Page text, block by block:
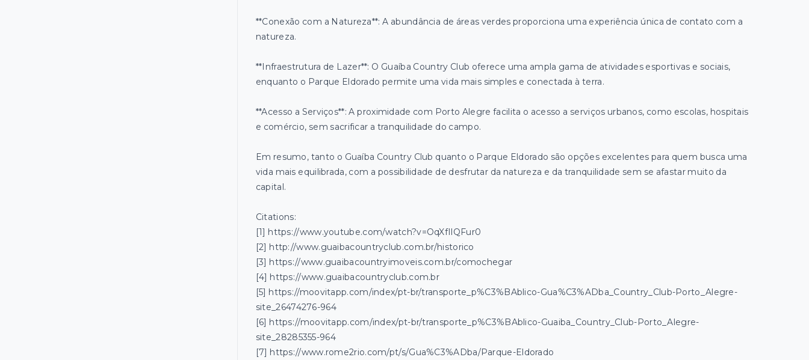
**Conexão com a Natureza**: A abundância de áreas verdes proporciona uma experiência única de contato com a
natureza.
**Infraestrutura de Lazer**: O Guaíba Country Club oferece uma ampla gama de atividades esportivas e sociais,
enquanto o Parque Eldorado permite uma vida mais simples e conectada à terra.
**Acesso a Serviços**: A proximidade com Porto Alegre facilita o acesso a serviços urbanos, como escolas, hospitais
e comércio, sem sacrificar a tranquilidade do campo.
Em resumo, tanto o Guaíba Country Club quanto o Parque Eldorado são opções excelentes para quem busca uma
vida mais equilibrada, com a possibilidade de desfrutar da natureza e da tranquilidade sem se afastar muito da
capital.
Citations:
[1] https://www.youtube.com/watch?v=OqXfIlQFur0
[2] http://www.guaibacountryclub.com.br/historico
[3] https://www.guaibacountryimoveis.com.br/comochegar
[4] https://www.guaibacountryclub.com.br
[5] https://moovitapp.com/index/pt-br/transporte_p%C3%BAblico-Gua%C3%ADba_Country_Club-Porto_Alegre-
site_26474276-964
[6] https://moovitapp.com/index/pt-br/transporte_p%C3%BAblico-Guaiba_Country_Club-Porto_Alegre-
site_28285355-964
[7] https://www.rome2rio.com/pt/s/Gua%C3%ADba/Parque-Eldorado